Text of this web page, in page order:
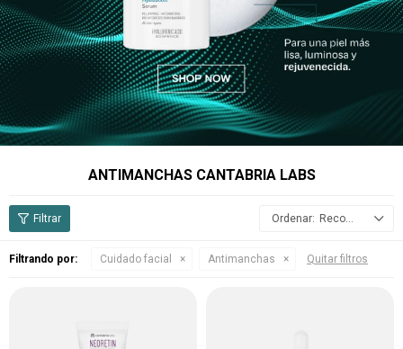
ANTIMANCHAS CANTABRIA LABS
Recomendados
Filtrando por: Cuidado facial Antimanchas Quitar filtros